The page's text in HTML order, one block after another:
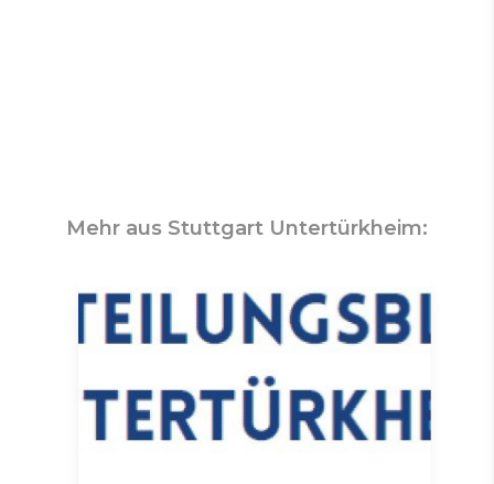
Mehr aus Stuttgart Untertürkheim: